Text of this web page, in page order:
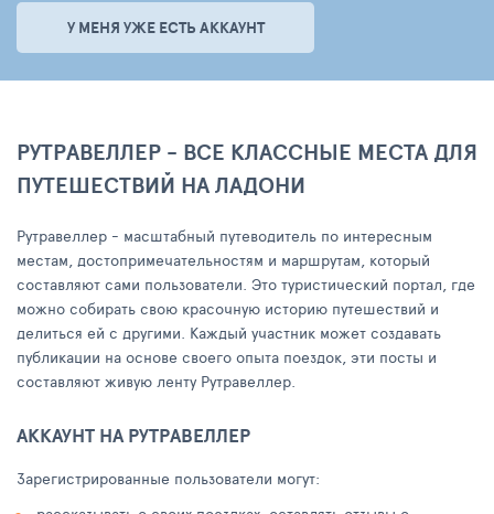
У МЕНЯ УЖЕ ЕСТЬ АККАУНТ
РУТРАВЕЛЛЕР - ВСЕ КЛАССНЫЕ МЕСТА ДЛЯ
ПУТЕШЕСТВИЙ НА ЛАДОНИ
Рутравеллер - масштабный путеводитель по интересным
местам, достопримечательностям и маршрутам, который
составляют сами пользователи. Это туристический портал, где
можно собирать свою красочную историю путешествий и
делиться ей с другими. Каждый участник может создавать
публикации на основе своего опыта поездок, эти посты и
составляют живую ленту Рутравеллер.
АККАУНТ НА РУТРАВЕЛЛЕР
Зарегистрированные пользователи могут: